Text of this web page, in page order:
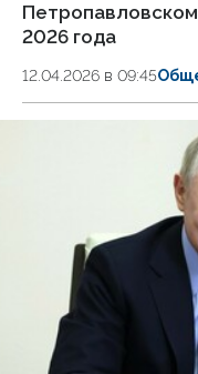
Петропавловском
2026 года
12.04.2026 в 09:45